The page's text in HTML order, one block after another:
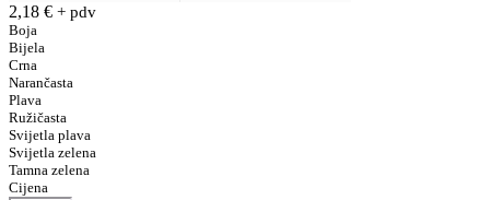
2,18 € + pdv
Boja
Bijela
Crna
Narančasta
Plava
Ružičasta
Svijetla plava
Svijetla zelena
Tamna zelena
Cijena